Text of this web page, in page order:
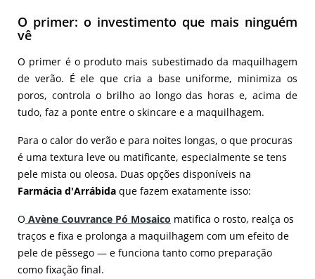
O primer: o investimento que mais ninguém
vê
O primer é o produto mais subestimado da maquilhagem
de verão. É ele que cria a base uniforme, minimiza os
poros, controla o brilho ao longo das horas e, acima de
tudo, faz a ponte entre o skincare e a maquilhagem.
Para o calor do verão e para noites longas, o que procuras
é uma textura leve ou matificante, especialmente se tens
pele mista ou oleosa. Duas opções disponíveis na
Farmácia d'Arrábida que fazem exatamente isso:
O Avène Couvrance Pó Mosaico matifica o rosto, realça os
traços e fixa e prolonga a maquilhagem com um efeito de
pele de pêssego — e funciona tanto como preparação
como fixação final.